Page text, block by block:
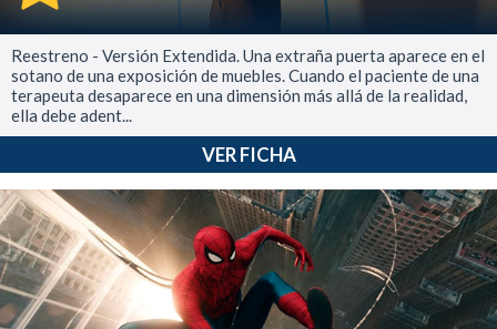
Reestreno - Versión Extendida. Una extraña puerta aparece en el
sotano de una exposición de muebles. Cuando el paciente de una
terapeuta desaparece en una dimensión más allá de la realidad,
ella debe adent...
VER FICHA